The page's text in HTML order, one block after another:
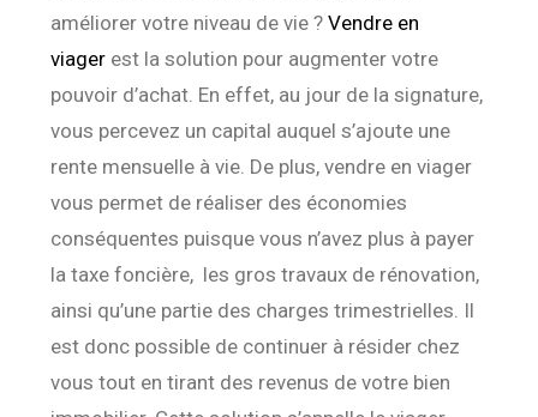
améliorer votre niveau de vie ? Vendre en
viager est la solution pour augmenter votre
pouvoir d’achat. En effet, au jour de la signature,
vous percevez un capital auquel s’ajoute une
rente mensuelle à vie. De plus, vendre en viager
vous permet de réaliser des économies
conséquentes puisque vous n’avez plus à payer
la taxe foncière, les gros travaux de rénovation,
ainsi qu’une partie des charges trimestrielles. Il
est donc possible de continuer à résider chez
vous tout en tirant des revenus de votre bien